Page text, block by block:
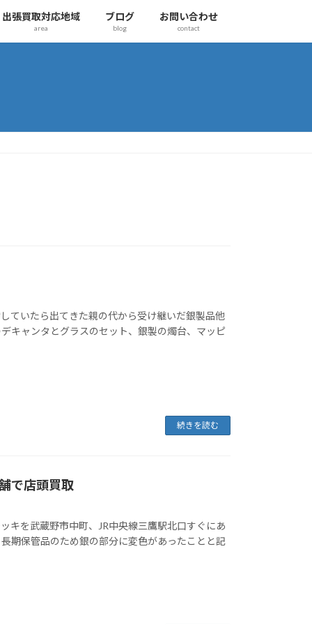
出張買取対応地域
area
ブログ
blog
お問い合わせ
contact
ていたら出てきた親の代から受け継いだ銀製品他
キャンタとグラスのセット、銀製の燭台、マッピ
続きを読む
で店頭買取
キを武蔵野市中町、JR中央線三鷹駅北口すぐにあ
期保管品のため銀の部分に変色があったことと記